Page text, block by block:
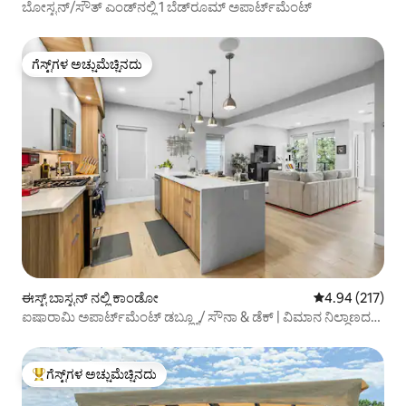
ಬೋಸ್ಟನ್/ಸೌತ್ ಎಂಡ್‌ನಲ್ಲಿ 1 ಬೆಡ್‌ರೂಮ್ ಅಪಾರ್ಟ್‌ಮೆಂಟ್
ಗೆಸ್ಟ್‌ಗಳ ಅಚ್ಚುಮೆಚ್ಚಿನದು
ಗೆಸ್ಟ್‌ಗಳ ಅಚ್ಚುಮೆಚ್ಚಿನದು
ಈಸ್ಟ್ ಬಾಸ್ಟನ್ ನಲ್ಲಿ ಕಾಂಡೋ 5 ರಲ್ಲಿ 4.94
4.94 (217)
ಐಷಾರಾಮಿ ಅಪಾರ್ಟ್‌ಮೆಂಟ್ ಡಬ್ಲ್ಯೂ/ ಸೌನಾ & ಡೆಕ್ | ವಿಮಾನ ನಿಲ್ದಾಣದ
ಗೆಸ್ಟ್‌ಗಳಿಗೆ ಅತಿ ಹೆಚ್ಚು ಅಚ್ಚುಮೆಚ್ಚಿನದು
ಗೆಸ್ಟ್‌ಗಳ ಅಚ್ಚುಮೆಚ್ಚಿನದು